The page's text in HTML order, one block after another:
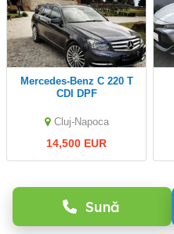
Sună
Mercedes-Benz C 220 T
CDI DPF
Avantgarde Edition E5,
170 CP
Cluj-Napoca
14,500 EUR